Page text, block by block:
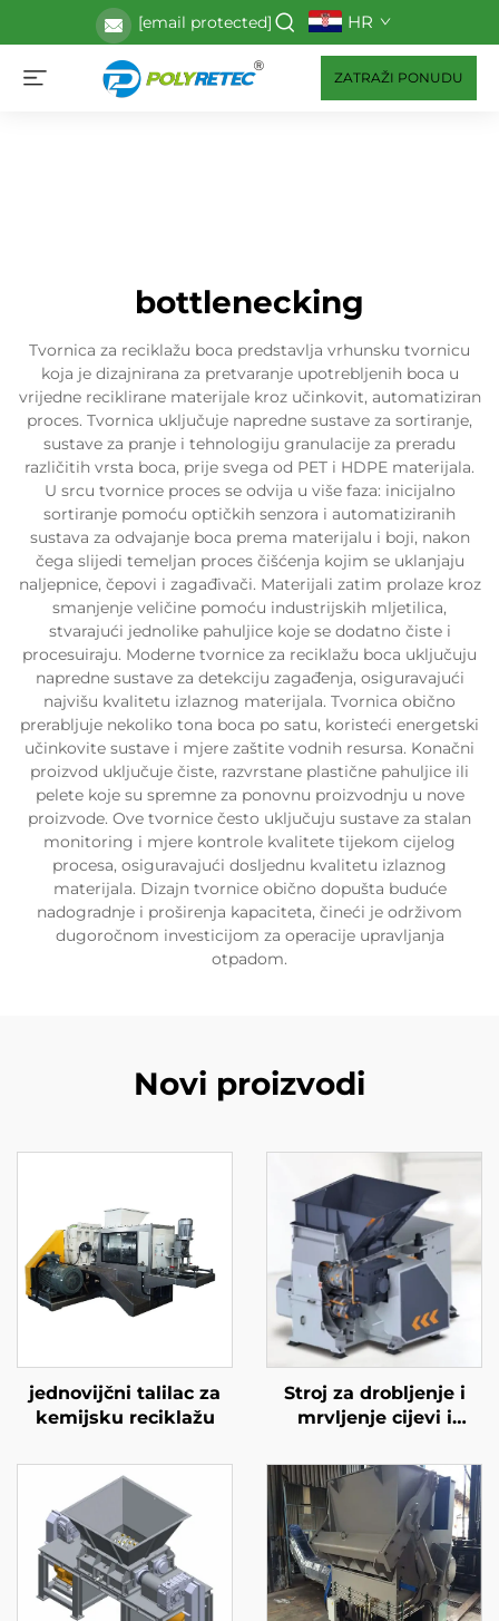
[email protected] HR
ZATRAŽI PONUDU
bottlenecking
Tvornica za reciklažu boca predstavlja vrhunsku tvornicu
koja je dizajnirana za pretvaranje upotrebljenih boca u
vrijedne reciklirane materijale kroz učinkovit, automatiziran
proces. Tvornica uključuje napredne sustave za sortiranje,
sustave za pranje i tehnologiju granulacije za preradu
različitih vrsta boca, prije svega od PET i HDPE materijala.
U srcu tvornice proces se odvija u više faza: inicijalno
sortiranje pomoću optičkih senzora i automatiziranih
sustava za odvajanje boca prema materijalu i boji, nakon
čega slijedi temeljan proces čišćenja kojim se uklanjaju
naljepnice, čepovi i zagađivači. Materijali zatim prolaze kroz
smanjenje veličine pomoću industrijskih mljetilica,
stvarajući jednolike pahuljice koje se dodatno čiste i
procesuiraju. Moderne tvornice za reciklažu boca uključuju
napredne sustave za detekciju zagađenja, osiguravajući
najvišu kvalitetu izlaznog materijala. Tvornica obično
prerabljuje nekoliko tona boca po satu, koristeći energetski
učinkovite sustave i mjere zaštite vodnih resursa. Konačni
proizvod uključuje čiste, razvrstane plastične pahuljice ili
pelete koje su spremne za ponovnu proizvodnju u nove
proizvode. Ove tvornice često uključuju sustave za stalan
monitoring i mjere kontrole kvalitete tijekom cijelog
procesa, osiguravajući dosljednu kvalitetu izlaznog
materijala. Dizajn tvornice obično dopušta buduće
nadogradnje i proširenja kapaciteta, čineći je održivom
dugoročnom investicijom za operacije upravljanja
otpadom.
Novi proizvodi
jednovijčni talilac za
kemijsku reciklažu
Stroj za drobljenje i
mrvljenje cijevi i